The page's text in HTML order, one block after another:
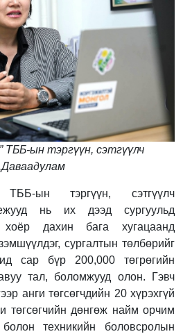
ТББ-ын тэргүүн, сэтгүүлч
ын тэргүүн, сэтгүүлч
нь их дээд сургуульд
хоёр дахин бага хугацаанд
сургалтын төлбөрийг
сар бүр 200,000 төгрөгийн
тал, боломжууд олон. Гэвч
анги төгсөгчдийн 20 хүрэхгүй
төгсөгчийн дөнгөж найм орчим
техникийн боловсролын